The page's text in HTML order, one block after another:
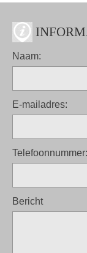
Naam:
E-mailadres:
Telefoonnummer:
Bericht